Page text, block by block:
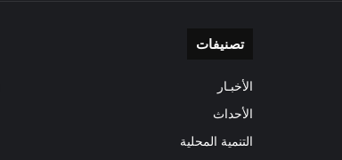
تصنيفات
الأخبـار
الأحداث
التنمية المحلية